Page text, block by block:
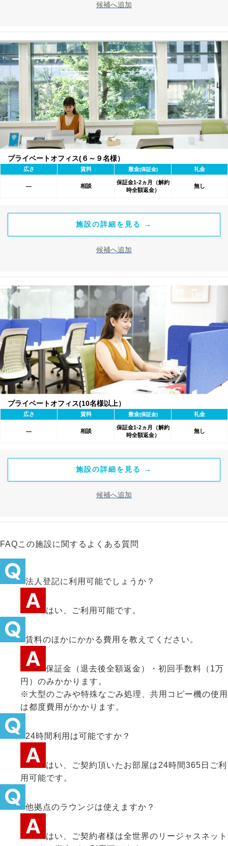
候補へ追加
プライベートオフィス(６～９名様）
広さ 賃料 敷金(保証金) 礼金
― 相談
保証金1-2ヵ月（解約
時全額返金）
無し
施設の詳細を見る →
候補へ追加
プライベートオフィス(10名様以上）
広さ 賃料 敷金(保証金) 礼金
― 相談
保証金1-2ヵ月（解約
時全額返金）
無し
施設の詳細を見る →
候補へ追加
FAQこの施設に関するよくある質問
法人登記に利用可能でしょうか？
はい、ご利用可能です。
賃料のほかにかかる費用を教えてください。
保証金（退去後全額返金）・初回手数料（1万
円）のみかかります。
※大型のごみや特殊なごみ処理、共用コピー機の使用
は都度費用がかかります。
24時間利用は可能ですか？
はい、ご契約頂いたお部屋は24時間365日ご利
用可能です。
他拠点のラウンジは使えますか？
はい、ご契約者様は全世界のリージャスネット